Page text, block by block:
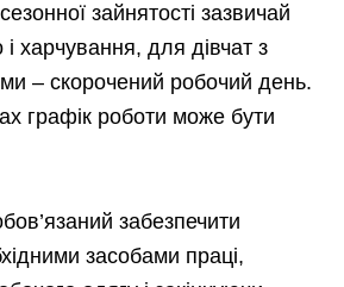
зайнятості зазвичай
харчування, для дівчат з
– скорочений робочий день.
графік роботи може бути
забезпечити
засобами праці,